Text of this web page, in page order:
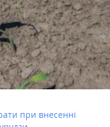
при внесенні